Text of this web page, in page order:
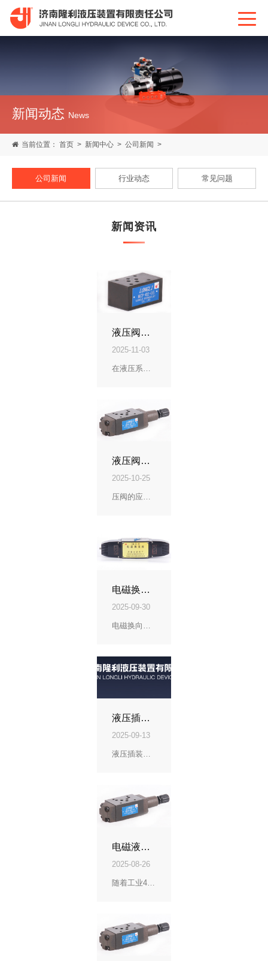
新闻动态 News
当前位置： 首页 > 新闻中心 > 公司新闻 >
公司新闻 行业动态 常见问题
新闻资讯
液压阀指南：读懂类型、原理与选型要点
2025-11-03
液压阀厂家：典型液压阀应用场景
2025-10-25
压阀的应用广泛，以下是一些典型场景：
电磁换向液压阀：液压系统的智能控制核心
2025-09-30
液压插装阀：紧凑gao效的液压系统核心元件
2025-09-13
液压插装阀是一种通过插入阀块或集成阀体内部实现功能的二通液压控制元件
电磁液压换向阀发展趋势：更智能、更可靠
2025-08-26
随着工业4 0、智能制造和绿色制造的发展，电磁液压换向阀也在不断进化：